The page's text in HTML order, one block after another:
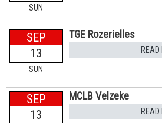
SUN
SEP
13
SUN
TGE Rozerielles
READ
SEP
13
MCLB Velzeke
READ